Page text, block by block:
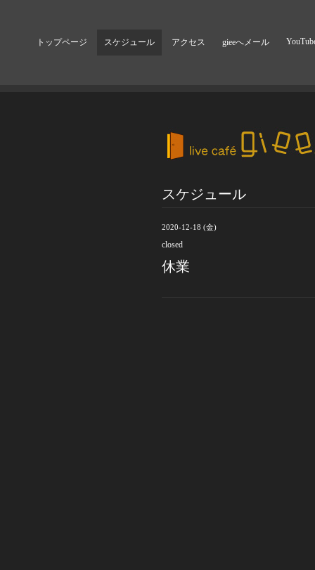
トップページ スケジュール アクセス gieeへメール
スケジュール
2020-12-18 (金)
closed
休業